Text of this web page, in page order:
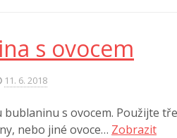
s ovocem
11. 6. 2018
s ovocem. Použijte
nebo jiné ovoce… Zobrazit